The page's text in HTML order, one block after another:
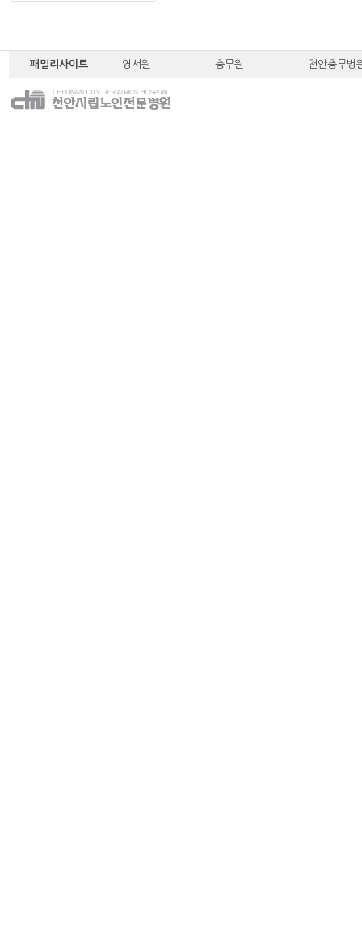
패밀리사이트 영서원 충무원 천안충무병